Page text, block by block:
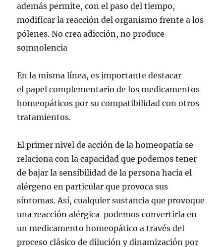
además permite, con el paso del tiempo,
modificar la reacción del organismo frente a los
pólenes. No crea adicción, no produce
somnolencia
En la misma línea, es importante destacar
el papel complementario de los medicamentos
homeopáticos por su compatibilidad con otros
tratamientos.
El primer nivel de acción de la homeopatía se
relaciona con la capacidad que podemos tener
de bajar la sensibilidad de la persona hacia el
alérgeno en particular que provoca sus
síntomas. Así, cualquier sustancia que provoque
una reacción alérgica podemos convertirla en
un medicamento homeopático a través del
proceso clásico de dilución y dinamización por